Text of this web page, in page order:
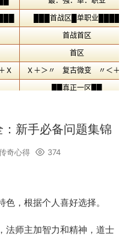
新手必备问题集锦
奇心得 374
，根据个人喜好选择。
法师主加智力和精神，道士